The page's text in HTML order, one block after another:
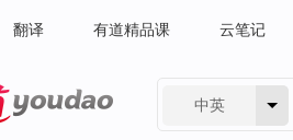
翻译 有道精品课 云笔记
中英